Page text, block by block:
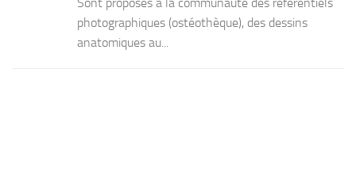
photographiques (ostéothèque), des dessins
anatomiques au...